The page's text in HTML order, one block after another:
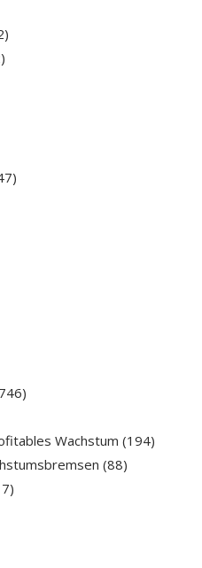
Wachstum (194)
(88)